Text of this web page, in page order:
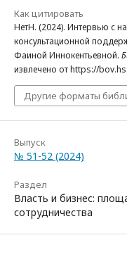
Как цитировать
НетН. (2024). Интервью с
консультационной
Фаиной Иннокентьевной.
извлечено от https://
Другие форматы
Выпуск
№ 51-52 (2024)
Раздел
Власть и бизнес:
сотрудничества